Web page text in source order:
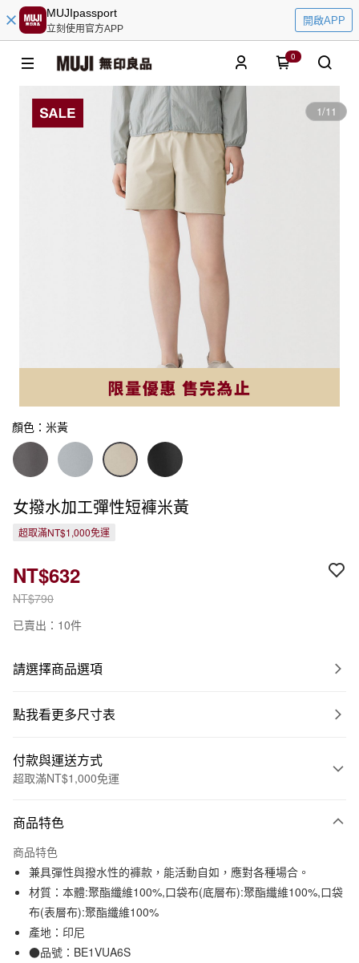
MUJIpassport
立刻使用官方APP
開啟APP
0
1/11
顏色：米黃
女撥水加工彈性短褲米黃
超取滿NT$1,000免運
NT$790
NT$632
已賣出：10件
請選擇商品選項
點我看更多尺寸表
付款與運送方式
超取滿NT$1,000免運
信用卡一次付款
信用卡分期付款
3 期 0 利率 每期NT$210 21家銀行
合作金庫商業銀行
華南商業銀行
上海商業儲蓄銀行
超商取貨付款
LINE Pay
商品特色
商品特色
兼具彈性與撥水性的褲款，能活動自如，應對各種場合。
材質：本體:聚酯纖維100%,口袋布(底層布):聚酯纖維100%,口袋
布(表層布):聚酯纖維100%
產地：印尼
●品號：BE1VUA6S